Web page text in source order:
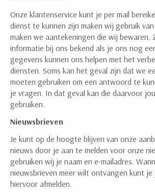
Onze klantenservice kunt je per mail
dienst te kunnen zijn maken wij gebruik
maken we aantekeningen die wij bewaren.
informatie bij ons bekend als je ons nog
gegevens kunnen ons helpen met het
diensten. Soms kan het geval zijn dat we
moeten gebruiken om een antwoord te
je vragen. In dat geval kan die daarvoor
gebruiken.
Nieuwsbrieven
Je kunt op de hoogte blijven van onze
nieuws door je aan te melden voor onze
gebruiken wij je naam en e-mailadres.
nieuwsbrieven meer wilt ontvangen kunt je
hiervoor afmelden.
Sign in for our
and receive 10%
first order